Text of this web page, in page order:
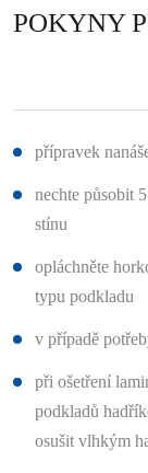
POKYNY
přípravek
nechte působit
stínu
opláchněte
typu podkladu
v případě
při ošetření
podkladů
osušit vlhkým